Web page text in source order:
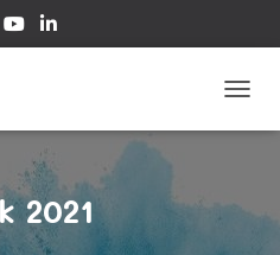
AÇ/
2021